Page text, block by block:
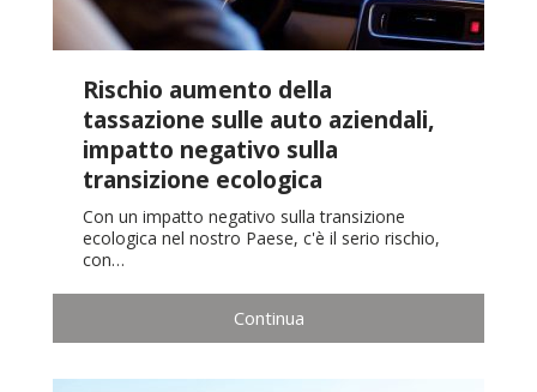
Rischio aumento della
tassazione sulle auto aziendali,
impatto negativo sulla
transizione ecologica
Con un impatto negativo sulla transizione
ecologica nel nostro Paese, c'è il serio rischio,
con…
Continua